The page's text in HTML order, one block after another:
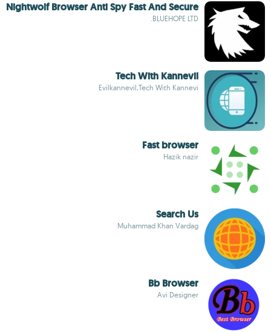
Nightwolf Browser Anti Spy Fast And Secure
BLUEHOPE LTD.
Tech With Kannevil
Evilkannevil,Tech With Kannevi
Fast browser
Hazik nazir
Search Us
Muhammad Khan Vardag
Bb Browser
Avi Designer